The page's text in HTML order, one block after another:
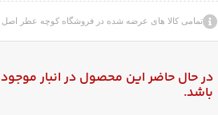
تمامی کالا های عرضه شده در فروشگاه کوچه عطر اصل
در حال حاضر این محصول در انبار
باشد.